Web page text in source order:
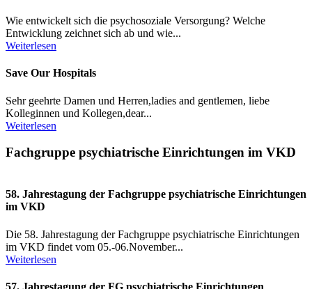
Wie entwickelt sich die psychosoziale Versorgung? Welche
Entwicklung zeichnet sich ab und wie...
Weiterlesen
Save Our Hospitals
Sehr geehrte Damen und Herren,ladies and gentlemen, liebe
Kolleginnen und Kollegen,dear...
Weiterlesen
Fachgruppe psychiatrische Einrichtungen im VKD
58. Jahrestagung der Fachgruppe psychiatrische Einrichtungen
im VKD
Die 58. Jahrestagung der Fachgruppe psychiatrische Einrichtungen
im VKD findet vom 05.-06.November...
Weiterlesen
57. Jahrestagung der FG psychiatrische Einrichtungen